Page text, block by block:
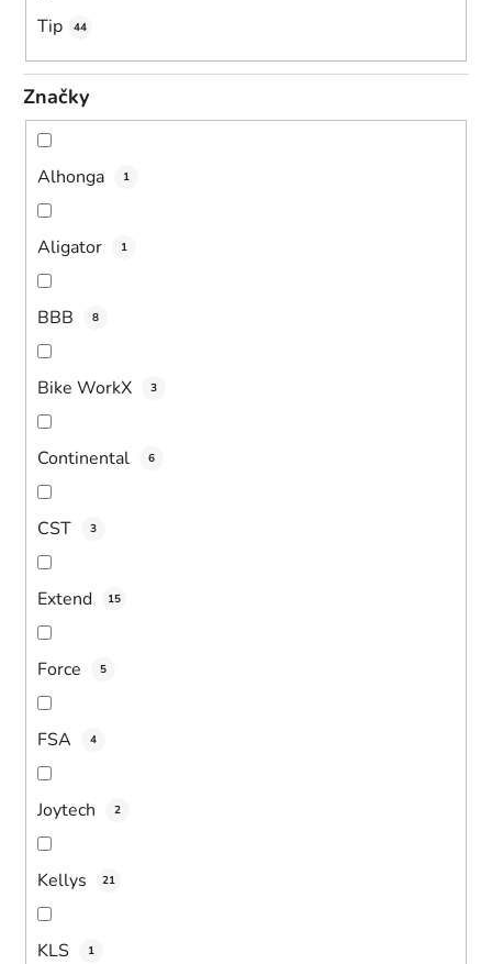
Tip 44
Značky
Alhonga 1
Aligator 1
BBB 8
Bike WorkX 3
Continental 6
CST 3
Extend 15
Force 5
FSA 4
Joytech 2
Kellys 21
KLS 1